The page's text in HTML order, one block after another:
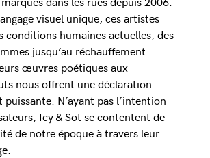
visuel unique, ces artistes
conditions humaines actuelles, des
jusqu’au réchauffement
œuvres poétiques aux
nous offrent une déclaration
N’ayant pas l’intention
Icy & Sot se contentent de
de notre époque à travers leur